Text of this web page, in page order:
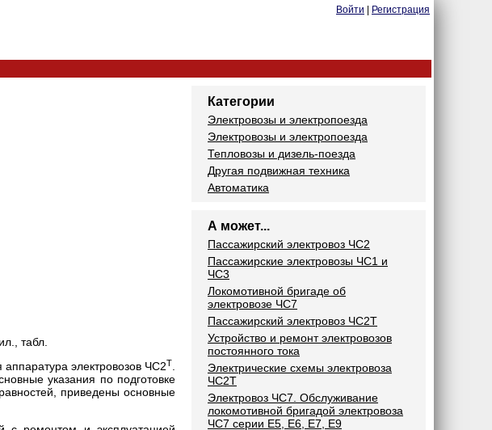
Войти Регистрация
табл.
аппаратура электровозов ЧС2Т.
указания по подготовке
приведены основные
Категории
Электровозы и электропоезда
Электровозы и электропоезда
Тепловозы и дизель-поезда
Другая подвижная техника
Автоматика
А может...
Пассажирский электровоз ЧС2
Пассажирские электровозы ЧС1 и
ЧС3
Локомотивной бригаде об
электровозе ЧС7
Пассажирский электровоз ЧС2Т
Устройство и ремонт электровозов
постоянного тока
Электрические схемы электровоза
ЧС2Т
Электровоз ЧС7. Обслуживание
локомотивной бригадой электровоза
ЧС7 серии Е5, Е6, Е7, Е9